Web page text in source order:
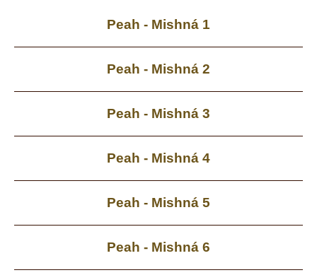
Peah - Mishná 1
Peah - Mishná 2
Peah - Mishná 3
Peah - Mishná 4
Peah - Mishná 5
Peah - Mishná 6